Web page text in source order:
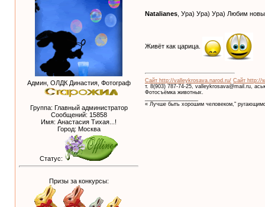
Админ, ОЛДК Династия, Фотограф
Группа: Главный администратор
Сообщений: 15858
Имя: Анастасия Тихая...!
Город: Москва
Статус:
Призы за конкурсы:
Natalianes , Ура) Ура) Ура) Любим
Живёт как царица.
Сайт http://valleykrosava.narod.ru/ Сайт http://
т. 8(903) 787-74-25, valleykrosava@mail.ru,
Фотосъёмка животных.
« Лучше быть хорошим человеком,"